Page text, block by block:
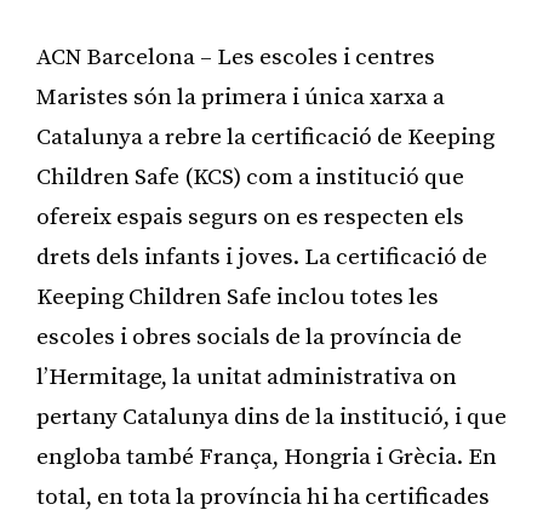
ACN Barcelona – Les escoles i centres
Maristes són la primera i única xarxa a
Catalunya a rebre la certificació de Keeping
Children Safe (KCS) com a institució que
ofereix espais segurs on es respecten els
drets dels infants i joves. La certificació de
Keeping Children Safe inclou totes les
escoles i obres socials de la província de
l’Hermitage, la unitat administrativa on
pertany Catalunya dins de la institució, i que
engloba també França, Hongria i Grècia. En
total, en tota la província hi ha certificades